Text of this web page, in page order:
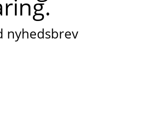
nyhedsbrev